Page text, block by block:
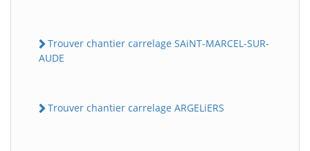
Trouver chantier carrelage SAiNT-MARCEL-SUR-
AUDE
Trouver chantier carrelage ARGELiERS